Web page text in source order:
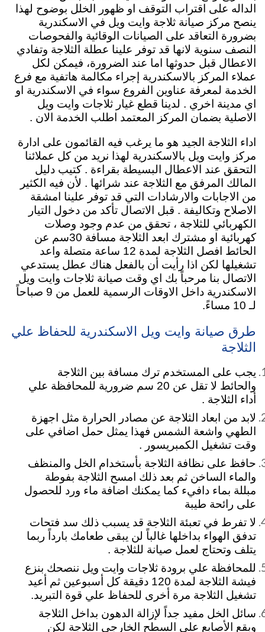
الداله على اقتراب التوقف او ظهور الخلل بوضوح لهذا
ينصح مركز صيانة ثلاجة وايت ويل في الاسكندرية
بضرورة التعاقد على الصيانات الوقائية والفحوصات
النصف سنوية لانها قد توفر علينا عطلة الثلاجة وتفادي
الاعطال قبل حدوثها اما عند الضرورة، فيمكن لكل
عملاء المركز بالاسكندرية إجراء مكالمة هاتفية مع فرع
الخدمة لمعرفة عناوين الفروع سواء في الاسكندرية او
اي مدينة اخري . لدينا قطع غيار ثلاجات وايت ويل
الاصلية بضمان المركز المعتمد اطلب الخدمة الان .
اداء الثلاجة الجيد هو ما يرغب فيه القائمون على ادارة
مركز وايت ويل بالاسكندرية لهذا نريد من كل عملائنا
التحقق عند الاعطال البسيطة بقراءة . كتيب دليل
المالك المرفق مع الثلاجة عند شرائها . لأن فيه الكثير
من الاجابات والارشادات التي قد توفر علينا امشقة
الاصلاح وتكاليفة . قبل الاتصال تأكد من دخول التيار
الكهربائي للثلاجة ، تحقق من عدم وجود وصلات
كهربائية او مشترك ابعد الثلاجة مسافة 30سم عن
الحائط افصل الثلاجة لمدة 12 ساعة متصلة واعد
تشغيلها لكن اذا رأيت أن بالفعل هناك عطل يستدعي
الاتصال بنا مرحباً بك اي وقت صيانة ثلاجات وايت ويل
الاسكندرية داخل الاوقات الرسمية للعمل من 9 صباحاً
لـ 10 مساءً
.
طرق صيانة وايت ويل الاسكندرية للحفاظ علي
الثلاجة
يجب على المستخدم ترك مسافة بين الثلاجة
والحائط لا تقل عن 20 سم ضرورية للمحافظة علي
أداء
الثلاجة .
لابد من ابعاد الثلاجة عن مصادر الحرارة مثل اجهزة
الطهي واشعة الشمس فهذا يمثل حمل اضافي على
وقت تشغيل الكمبريسور .
حافظ على نظافة الثلاجة بأستخدام الخل والمنظف
والماء الساخن ثم بعد ذلك امسح الثلاجة بفوطة
مبللة بماء دافيء كما يمكنك اضافة ماء ورد للحصول
على رائحة طيبة
لا تفرط في تعبئة الثلاجة قد يسبب ذلك سد فتحات
تدفق الهواء بداخلها غالباً لن يبقى طعامك بارداً ربما
يتلف وتحتاج لعمل صيانة للثلاجة .
للمحافظة علي برودة ثلاجات وايت ويل ننصحك بنزع
فيشة الثلاجة لمدة 120 دقيقة كل أسبوعين ثم أعيد
تشغيل الثلاجة مرة أخرى للحفاظ علي قوة التبريد.
سائل الخل مفيد جداً لإزالة الدهون بداخل الثلاجة
وبقع الأصابع علي السطح الخارجي الثلاجة لكن